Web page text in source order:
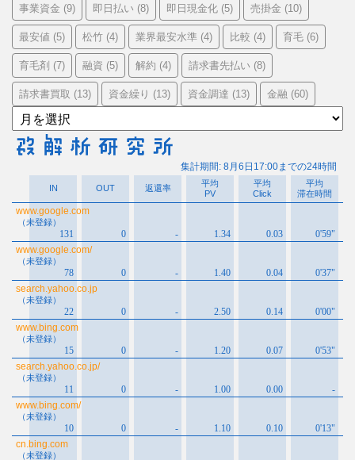
事業資金 (9) 即日払い (8) 即日現金化 (5) 売掛金 (10)
最安値 (5) 松竹 (4) 業界最安水準 (4) 比較 (4) 育毛 (6)
育毛剤 (7) 融資 (5) 解約 (4) 請求書先払い (8)
請求書買取 (13) 資金繰り (13) 資金調達 (13) 金融 (60)
ア
ー
カ